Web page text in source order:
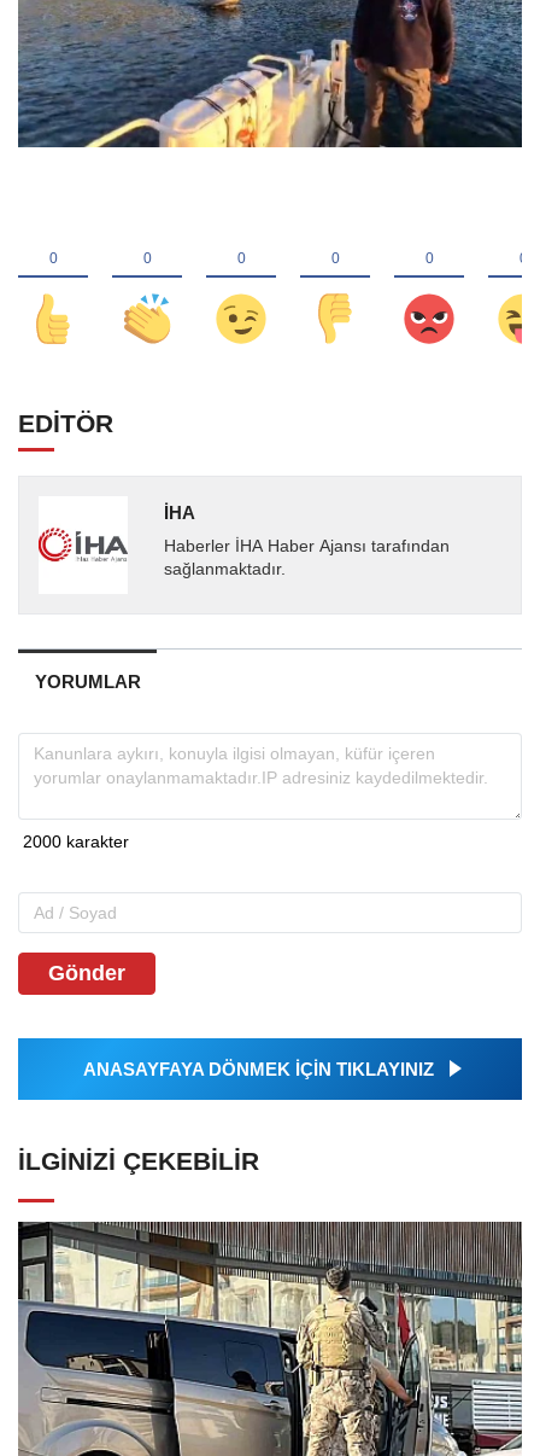
EDİTÖR
İHA
Haberler İHA Haber Ajansı tarafından
sağlanmaktadır.
YORUMLAR
Gönder
ANASAYFAYA DÖNMEK İÇİN TIKLAYINIZ
İLGINIZI ÇEKEBILIR